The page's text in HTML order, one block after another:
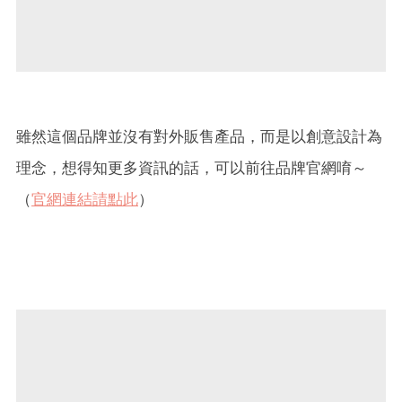
雖然這個品牌並沒有對外販售產品，而是以創意設計為
理念，想得知更多資訊的話，可以前往品牌官網唷～
（官網連結請點此）